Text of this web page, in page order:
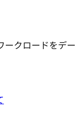
ークロードをデー